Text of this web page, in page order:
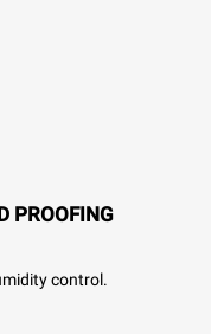
PROOFING
control.